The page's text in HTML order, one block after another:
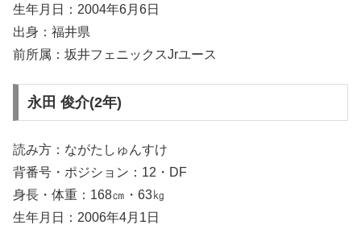
生年月日：2004年6月6日
出身：福井県
前所属：坂井フェニックスJrユース
永田 俊介(2年)
読み方：ながたしゅんすけ
背番号・ポジション：12・DF
身長・体重：168㎝・63㎏
生年月日：2006年4月1日